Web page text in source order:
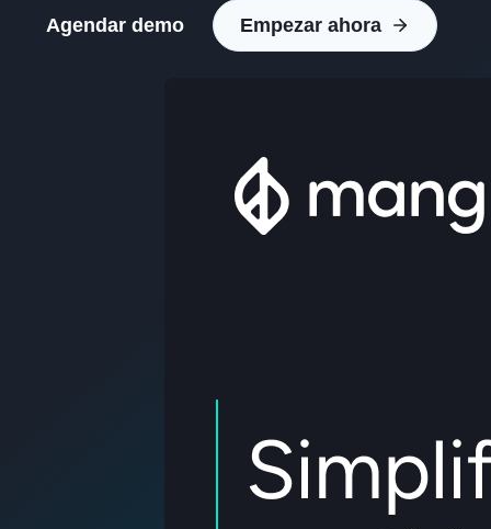
Agendar demo Empezar ahora